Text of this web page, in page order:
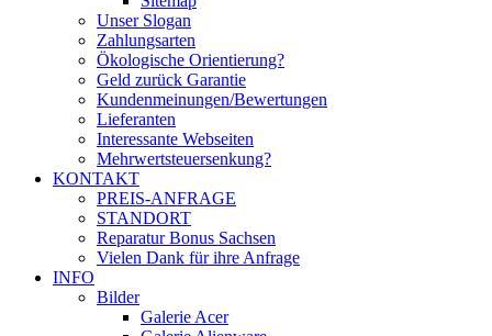
Unser Slogan
Zahlungsarten
Ökologische Orientierung?
Geld zurück Garantie
Kundenmeinungen/Bewertungen
Lieferanten
Interessante Webseiten
Mehrwertsteuersenkung?
KONTAKT
PREIS-ANFRAGE
STANDORT
Reparatur Bonus Sachsen
Vielen Dank für ihre Anfrage
INFO
Bilder
Galerie Acer